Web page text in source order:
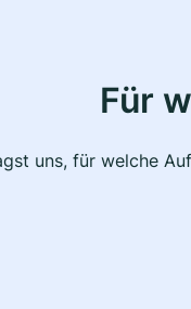
Für
uns, für welche